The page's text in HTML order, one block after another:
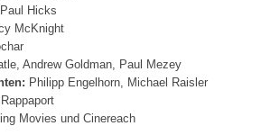
Hicks
McKnight
Andrew Goldman, Paul Mezey
Philipp Engelhorn, Michael Raisler
Movies und Cinereach